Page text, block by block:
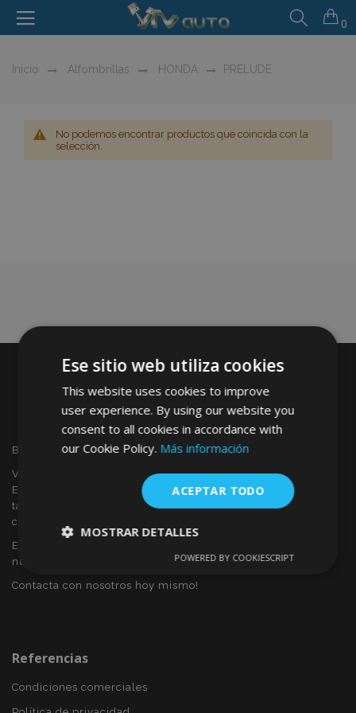
0
Inicio Alfombrillas HONDA PRELUDE
No podemos encontrar productos que coincida con la
selección.
Bienvenido a VTVAUTO
VTVAUTO es distribuidor y proveedor al por mayor en
Europa, de accesorios de automóvil, tales como:
tapacubos, derivabrisas, fundas para asientos, alfombrillas,
cubiertas cromadas, marcos, etc.
Eres interesado en dropshipping o deseas convertirte en
nuestro socio?
Contacta con nosotros hoy mismo!
Referencias
Condiciones comerciales
Ese sitio web utiliza cookies
This website uses cookies to improve
user experience. By using our website you
consent to all cookies in accordance with
our Cookie Policy. Más información
ACEPTAR TODO
MOSTRAR DETALLES
estrictamente
necesarias
Cookies de
preferencias
POWERED BY COOKIESCRIPT